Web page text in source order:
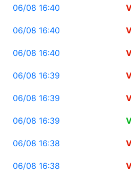
06/08 16:40
06/08 16:40
06/08 16:40
06/08 16:39
06/08 16:39
06/08 16:39
06/08 16:38
06/08 16:38